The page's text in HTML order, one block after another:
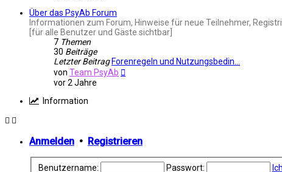
Über das PsyAb Forum
Informationen zum Forum, Hinweise für neue Teilnehmer,
[für alle Benutzer und Gäste sichtbar]
7 Themen
30 Beiträge
Letzter Beitrag Forenregeln und Nutzungsbedin…
von Team PsyAb
vor 2 Jahre
Information
Anmelden • Registrieren
Benutzername: Passwort: